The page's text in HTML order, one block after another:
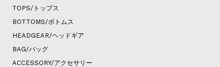
TOPS/トップス
BOTTOMS/ボトムス
HEADGEAR/ヘッドギア
BAG/バッグ
ACCESSORY/アクセサリー